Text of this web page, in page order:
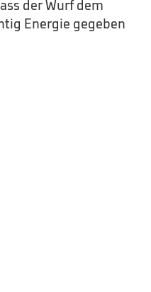
der Wurf dem
Energie gegeben